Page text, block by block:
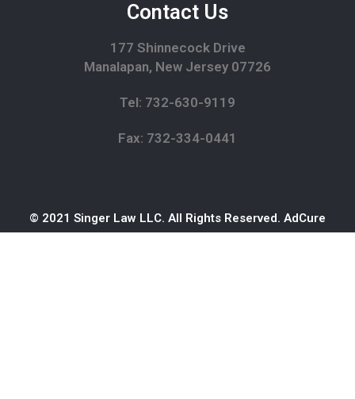
Contact Us
177 Shinnecock Drive
Manalapan, New Jersey 07726
Tel: 732-630-9119
Fax: 732-334-0441
© 2021 Singer Law LLC. All Rights Reserved. AdCure